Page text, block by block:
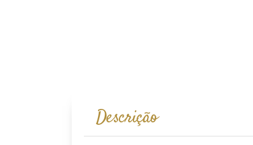
Descrição